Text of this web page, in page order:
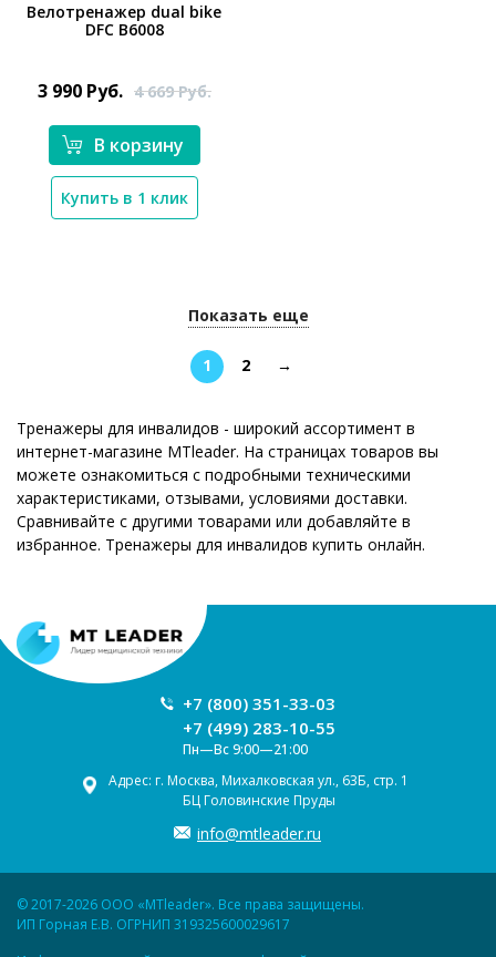
Велотренажер dual bike
DFC B6008
3 990 Руб. 4 669Руб.
В корзину
Купить в 1 клик
Показать еще
1 2 →
Тренажеры для инвалидов - широкий ассортимент в
интернет-магазине MTleader. На страницах товаров вы
можете ознакомиться с подробными техническими
характеристиками, отзывами, условиями доставки.
Сравнивайте с другими товарами или добавляйте в
избранное. Тренажеры для инвалидов купить онлайн.
+7 (800) 351-33-03
+7 (499) 283-10-55
Пн—Вс 9:00—21:00
Адрес: г. Москва, Михалковская ул., 63Б, стр. 1
БЦ Головинские Пруды
info@mtleader.ru
© 2017-2026 ООО «MTleader». Все права защищены.
ИП Горная Е.В. ОГРНИП 319325600029617